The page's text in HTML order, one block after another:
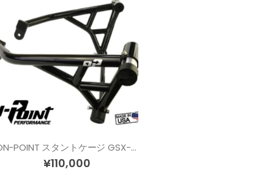
ON-POINT スタントケージ GSX-R600/750 (04-05)
¥110,000